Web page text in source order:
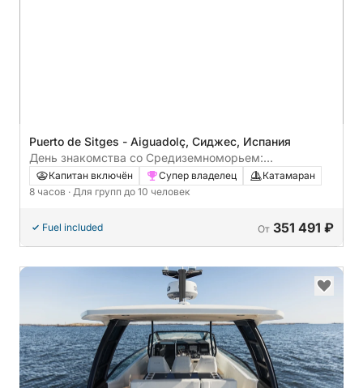
Puerto de Sitges - Aiguadolç, Сиджес, Испания
День знакомства со Средиземноморьем:
незабываемые впечатления в Ситжесе
Капитан включён Супер владелец
Катамаран
8 часов · Для групп до 10 человек
Fuel included От 351 491 ₽